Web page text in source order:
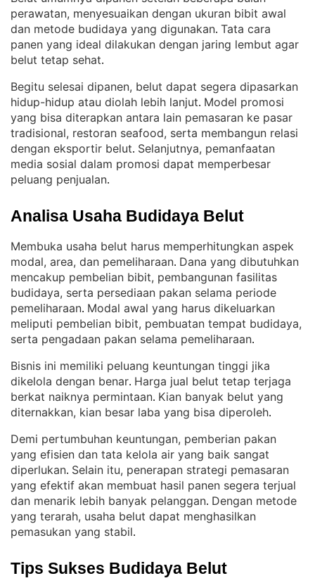
perawatan, menyesuaikan dengan ukuran bibit awal
dan metode budidaya yang digunakan. Tata cara
panen yang ideal dilakukan dengan jaring lembut agar
belut tetap sehat.
Begitu selesai dipanen, belut dapat segera dipasarkan
hidup-hidup atau diolah lebih lanjut. Model promosi
yang bisa diterapkan antara lain pemasaran ke pasar
tradisional, restoran seafood, serta membangun relasi
dengan eksportir belut. Selanjutnya, pemanfaatan
media sosial dalam promosi dapat memperbesar
peluang penjualan.
Analisa Usaha Budidaya Belut
Membuka usaha belut harus memperhitungkan aspek
modal, area, dan pemeliharaan. Dana yang dibutuhkan
mencakup pembelian bibit, pembangunan fasilitas
budidaya, serta persediaan pakan selama periode
pemeliharaan. Modal awal yang harus dikeluarkan
meliputi pembelian bibit, pembuatan tempat budidaya,
serta pengadaan pakan selama pemeliharaan.
Bisnis ini memiliki peluang keuntungan tinggi jika
dikelola dengan benar. Harga jual belut tetap terjaga
berkat naiknya permintaan. Kian banyak belut yang
diternakkan, kian besar laba yang bisa diperoleh.
Demi pertumbuhan keuntungan, pemberian pakan
yang efisien dan tata kelola air yang baik sangat
diperlukan. Selain itu, penerapan strategi pemasaran
yang efektif akan membuat hasil panen segera terjual
dan menarik lebih banyak pelanggan. Dengan metode
yang terarah, usaha belut dapat menghasilkan
pemasukan yang stabil.
Tips Sukses Budidaya Belut